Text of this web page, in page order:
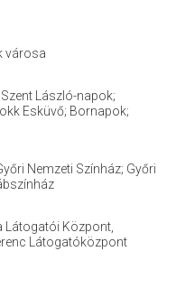
városa
László-napok;
Esküvő; Bornapok;
Nemzeti Színház; Győri
Látogatói Központ,
Látogatóközpont